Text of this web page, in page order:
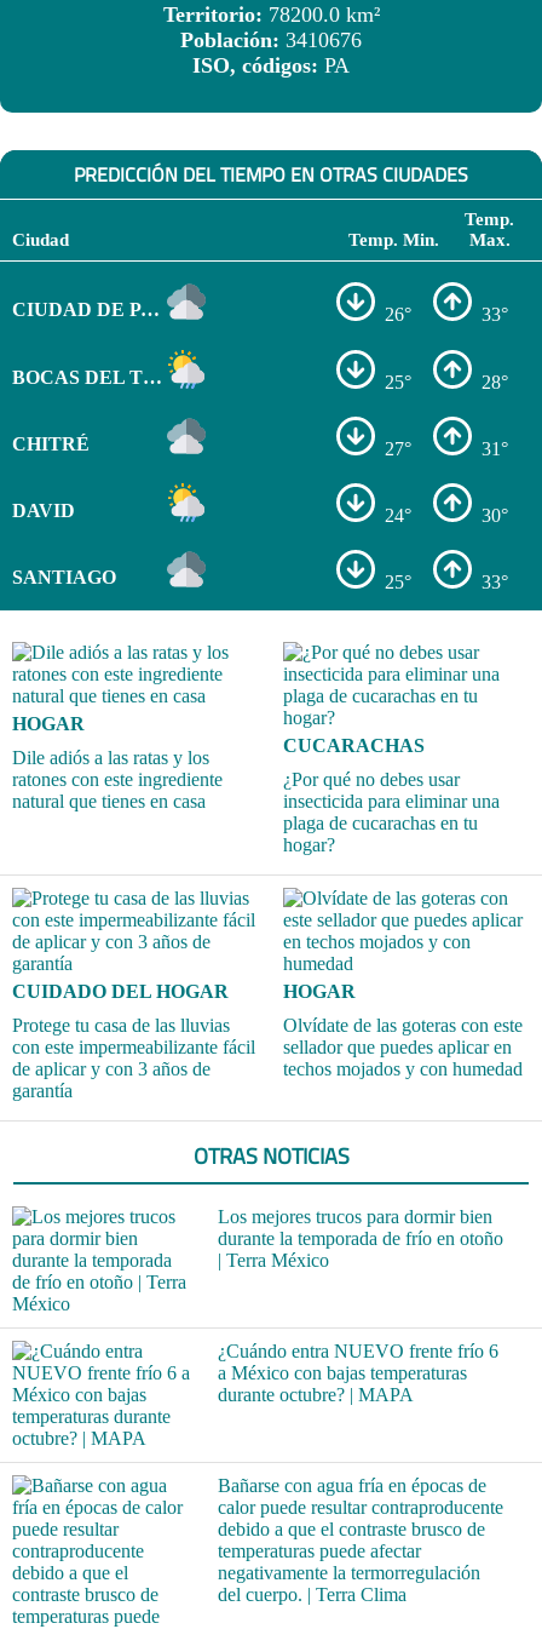
Territorio: 78200.0 km²
Población: 3410676
ISO, códigos: PA
PREDICCIÓN DEL TIEMPO EN OTRAS CIUDADES
Ciudad Temp. Min.
Temp.
Max.
CIUDAD DE PANAMÁ 26° 33°
BOCAS DEL TORO 25° 28°
CHITRÉ 27° 31°
DAVID 24° 30°
SANTIAGO 25° 33°
HOGAR
Dile adiós a las ratas y los
ratones con este ingrediente
natural que tienes en casa
CUCARACHAS
¿Por qué no debes usar
insecticida para eliminar una
plaga de cucarachas en tu
hogar?
CUIDADO DEL HOGAR
Protege tu casa de las lluvias
con este impermeabilizante fácil
de aplicar y con 3 años de
garantía
HOGAR
Olvídate de las goteras con este
sellador que puedes aplicar en
techos mojados y con humedad
OTRAS NOTICIAS
Los mejores trucos para dormir bien
durante la temporada de frío en otoño
| Terra México
¿Cuándo entra NUEVO frente frío 6
a México con bajas temperaturas
durante octubre? | MAPA
Bañarse con agua fría en épocas de
calor puede resultar contraproducente
debido a que el contraste brusco de
temperaturas puede afectar
negativamente la termorregulación
del cuerpo. | Terra Clima